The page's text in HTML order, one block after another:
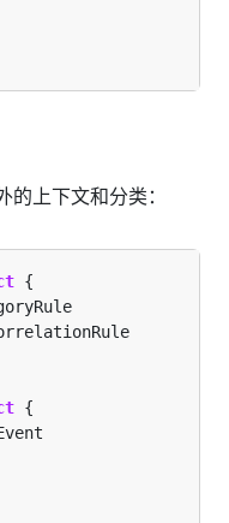
上下文和分类：